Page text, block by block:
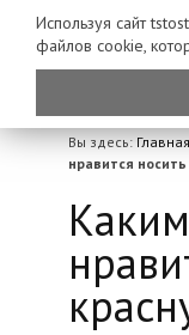
Вы здесь: Главная
нравится
Используя сайт
файлов cookie,